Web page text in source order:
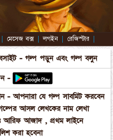
| মেসেজ বক্স | লগইন | রেজিস্টার |
- গল্প পড়ুন এবং গল্প বলুন
-
- আপনারা যে গল্প সাবমিট করবেন
আসল লেখকের নাম লেখা
আরিফ আজাদ , প্রথম লাইনে
করা হবেনা